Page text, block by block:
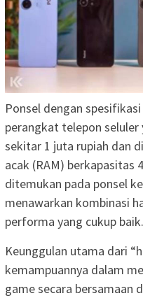
Ponsel dengan
perangkat telepon
sekitar 1 juta rupiah dan
acak (RAM) berkapasitas
ditemukan pada ponsel
menawarkan kombinasi
performa yang cukup baik.
Keunggulan utama dari
kemampuannya dalam
game secara bersamaan